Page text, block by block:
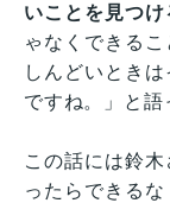
いことを見つ
ゃなくできる
しんどいとき
ですね。」と語
この話には鈴
ったらできる